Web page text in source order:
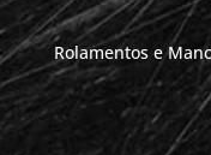
Rolamentos e